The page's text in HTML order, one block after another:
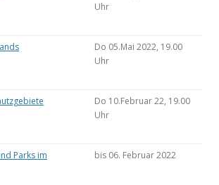
Uhr
Do 05.Mai 2022, 19.00
Uhr
Do 10.Februar 22, 19.00
Uhr
Parks im
bis 06. Februar 2022